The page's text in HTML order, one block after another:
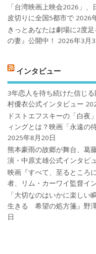
「台湾映画上映会2026」
皮切りに全国5都市で 2026
きっとあなたは劇場に2度
の妻』公開中！
2026年3月
インタビュー
3年恋人を待ち続けた信じ
村優衣公式インタビュー
ドストエフスキーの「白夜
ィングとは？映画「永遠の
2025年8月20日
熊本豪雨の故郷が舞台、葛
演・中原丈雄公式インタビ
映画『すべて、至るところ
者、リム・カーワイ監督イ
「大切なのはいかに楽しい
生きる 希望の処方箋』野
日